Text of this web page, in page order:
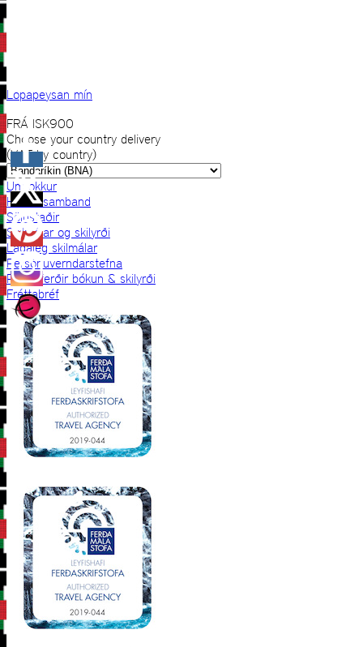
Lopapeysan mín
FRÁ ISK900
Choose your country delivery
(VAT by country)
Um okkur
Hafðu samband
Sölustaðir
Skilmálar og skilyrði
Lagaleg skilmálar
Persónuverndarstefna
Prjónaferðir bókun & skilyrði
Fréttabréf